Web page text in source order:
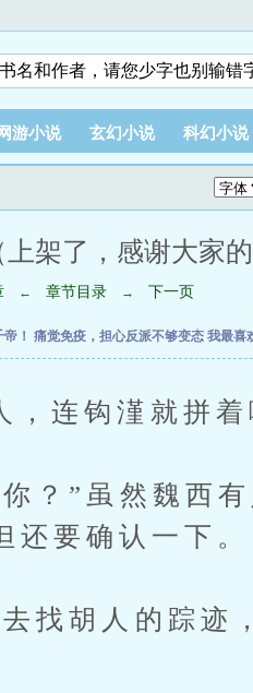
网游小说 玄幻小说 科幻小说
架了，感谢大家
← 章节目录 → 下一页
！ 痛觉免疫，担心反派不够变态 我最喜
钩漌就拼着
”虽然魏西有
还要确认一下。
人的踪迹，